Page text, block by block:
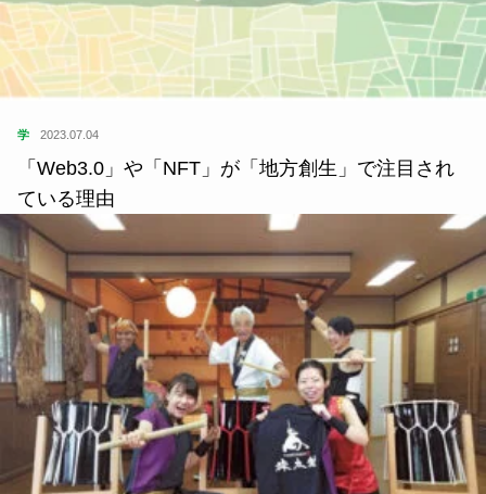
学 2020.05.09
「余白」を大切にする、旅するプランナーから学ぶ
人生観【大塚智子・中屋祐輔対談】